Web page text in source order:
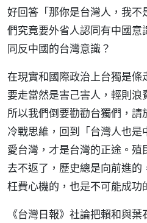
好回答「那你是台灣人，我不
們究竟要外省人認同有中國
同反中國的台灣意識？
在現實和國際政治上台獨是條
要走當然是害己害人，輕則浪
所以我們倒要勸勸台獨們，
冷戰思維，回到「台灣人也是
愛台灣，才是台灣的正途。
去不返了，歷史總是向前進的
枉費心機的，也是不可能成功
《台灣日報》社論把賴和與